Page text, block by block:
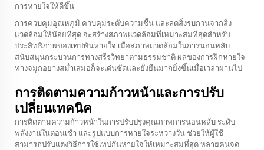
การหายใจให้ดีขึ้น
การควบคุมอุณหภูมิ ควบคุมระดับความชื้น และลดสิ่งรบกวนจากสิ่ง
แวดล้อมให้น้อยที่สุด จะสร้างสภาพแวดล้อมที่เหมาะสมที่สุดสำหรับ
ประสิทธิภาพของเทปพันหายใจ เมื่อสภาพแวดล้อมในการนอนหลับ
สนับสนุนกระบวนการทางสรีรวิทยาตามธรรมชาติ ผลของการฝึกหายใจ
ทางจมูกอย่างสม่ำเสมอก็จะเด่นชัดและยั่งยืนมากยิ่งขึ้นเมื่อเวลาผ่านไป
การติดตามความก้าวหน้าและการปรับ
เปลี่ยนเทคนิค
การติดตามความก้าวหน้าในการปรับปรุงคุณภาพการนอนหลับ ระดับ
พลังงานในตอนเช้า และรูปแบบการหายใจระหว่างวัน ช่วยให้ผู้ใช้
สามารถปรับแต่งวิธีการใช้เทปกันหายใจให้เหมาะสมที่สุด หลายคนจด